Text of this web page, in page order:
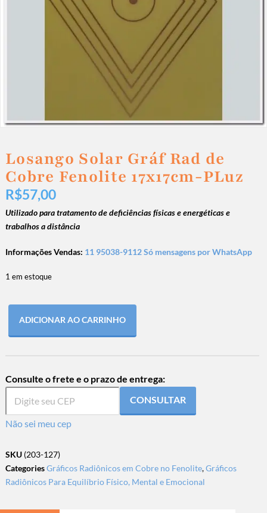
Losango Solar Gráf Rad de
Cobre Fenolite 17x17cm-PLuz
R$57,00
Utilizado para tratamento de deficiências físicas e energéticas e
trabalhos a distância
Informações Vendas: 11 95038-9112 Só mensagens por WhatsApp
1 em estoque
ADICIONAR AO CARRINHO
Consulte o frete e o prazo de entrega:
CONSULTAR
Não sei meu cep
SKU (203-127)
CategoriesGráficos Radiônicos em Cobre no Fenolite,Gráficos
Radiônicos Para Equilíbrio Físico, Mental e Emocional